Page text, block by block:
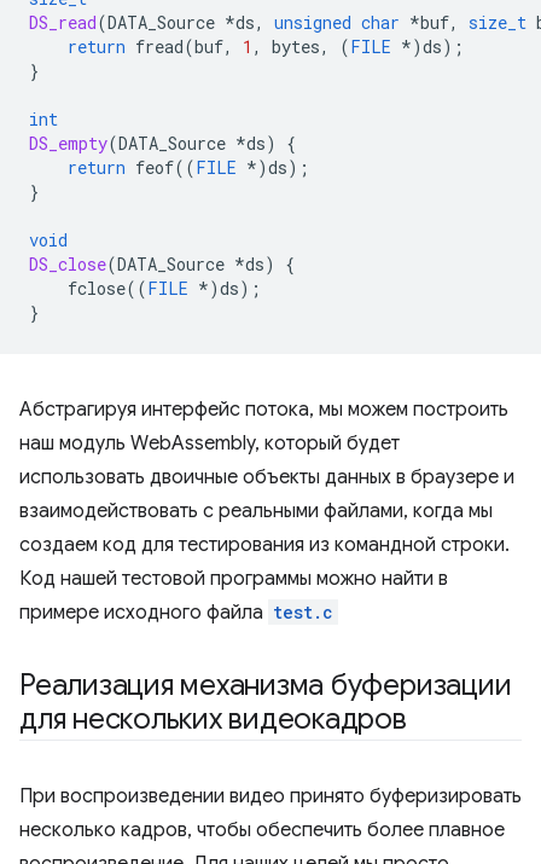
DS_read(DATA_Source *ds, unsigned char *buf, size_t
return fread(buf, 1 , bytes, (FILE *)ds);
}
int
DS_empty(DATA_Source *ds)
{
return feof((FILE *)ds);
}
void
DS_close(DATA_Source *ds)
{
fclose((FILE *)ds);
}
Абстрагируя интерфейс потока, мы можем построить
наш модуль WebAssembly, который будет
использовать двоичные объекты данных в браузере и
взаимодействовать с реальными файлами, когда мы
создаем код для тестирования из командной строки.
Код нашей тестовой программы можно найти в
примере исходного файла test.c
Реализация механизма буферизации
для нескольких видеокадров
При воспроизведении видео принято буферизировать
несколько кадров, чтобы обеспечить более плавное